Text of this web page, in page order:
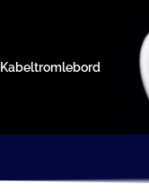
Kabeltromlebord